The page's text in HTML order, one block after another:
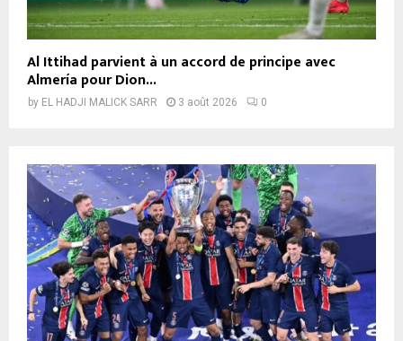
Al Ittihad parvient à un accord de principe avec
Almería pour Dion...
by EL HADJI MALICK SARR 3 août 2026 0